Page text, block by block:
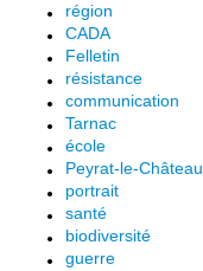
région
CADA
Felletin
résistance
communication
Tarnac
école
Peyrat-le-Château
portrait
santé
biodiversité
guerre